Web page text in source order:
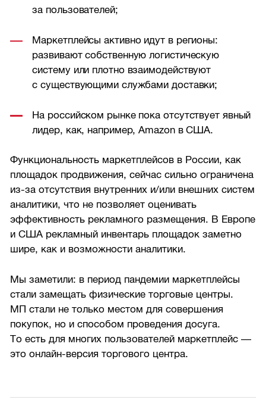
за пользователей;
Маркетплейсы активно идут в регионы:
развивают собственную логистическую
систему или плотно взаимодействуют
с существующими службами доставки;
На российском рынке пока отсутствует явный
лидер, как, например, Amazon в США.
Функциональность маркетплейсов в России, как
площадок продвижения, сейчас сильно ограничена
из-за отсутствия внутренних и/или внешних систем
аналитики, что не позволяет оценивать
эффективность рекламного размещения. В Европе
и США рекламный инвентарь площадок заметно
шире, как и возможности аналитики.
Мы заметили: в период пандемии маркетплейсы
стали замещать физические торговые центры.
МП стали не только местом для совершения
покупок, но и способом проведения досуга.
То есть для многих пользователей маркетплейс —
это онлайн-версия торгового центра.